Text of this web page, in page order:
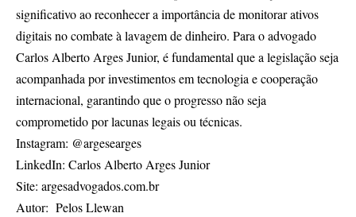
significativo ao reconhecer a importância de monitorar ativos
digitais no combate à lavagem de dinheiro. Para o advogado
Carlos Alberto Arges Junior, é fundamental que a legislação seja
acompanhada por investimentos em tecnologia e cooperação
internacional, garantindo que o progresso não seja
comprometido por lacunas legais ou técnicas.
Instagram: @argesearges
LinkedIn: Carlos Alberto Arges Junior
Site: argesadvogados.com.br
Autor: Pelos Llewan